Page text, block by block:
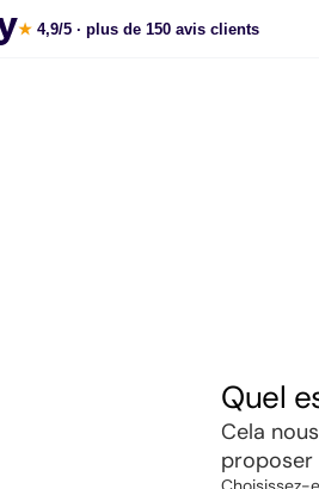
SCPI en ligne
★ 4,9/5 · plus de 150 avis clients